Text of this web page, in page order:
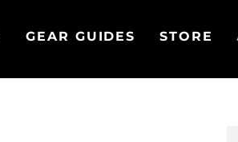
GEAR GUIDES STORE